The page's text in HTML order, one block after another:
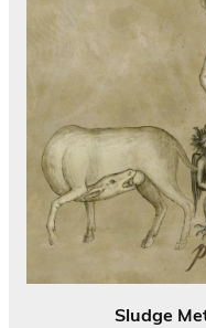
Sludge